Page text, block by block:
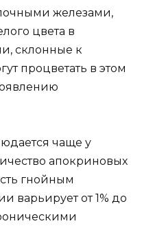
железами,
цвета в
склонные к
процветать в этом
чаще у
апокриновых
гнойным
варьирует от 1% до